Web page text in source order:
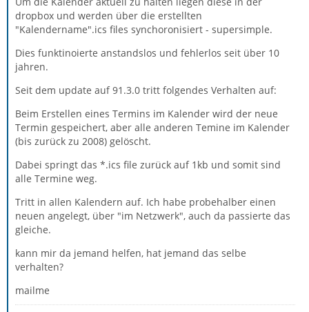
dropbox und werden über die erstellten
"Kalendername".ics files synchoronisiert - supersimple.
Dies funktinoierte anstandslos und fehlerlos seit über 10
jahren.
Seit dem update auf 91.3.0 tritt folgendes Verhalten auf:
Beim Erstellen eines Termins im Kalender wird der neue
Termin gespeichert, aber alle anderen Temine im Kalender
(bis zurück zu 2008) gelöscht.
Dabei springt das *.ics file zurück auf 1kb und somit sind
alle Termine weg.
Tritt in allen Kalendern auf. Ich habe probehalber einen
neuen angelegt, über "im Netzwerk", auch da passierte das
gleiche.
kann mir da jemand helfen, hat jemand das selbe
verhalten?
mailme